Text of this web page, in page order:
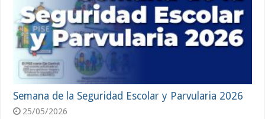
Semana de la Seguridad Escolar y Parvularia 2026
25/05/2026